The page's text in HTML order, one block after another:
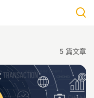
5 篇文章